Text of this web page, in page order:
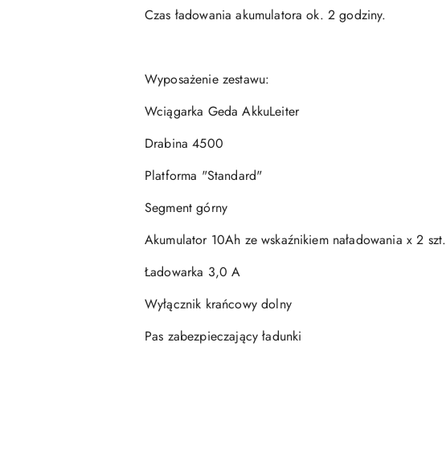
Czas ładowania akumulatora ok. 2 godziny.
Wyposażenie zestawu:
Wciągarka Geda AkkuLeiter
Drabina 4500
Platforma "Standard"
Segment górny
Akumulator 10Ah ze wskaźnikiem naładowania x 2 szt.
Ładowarka 3,0 A
Wyłącznik krańcowy dolny
Pas zabezpieczający ładunki